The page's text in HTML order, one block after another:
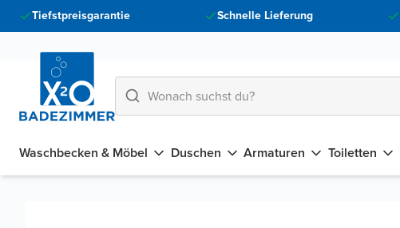
Tiefstpreisgarantie Schnelle Lieferung
Waschbecken & Möbel Duschen Armaturen Toiletten